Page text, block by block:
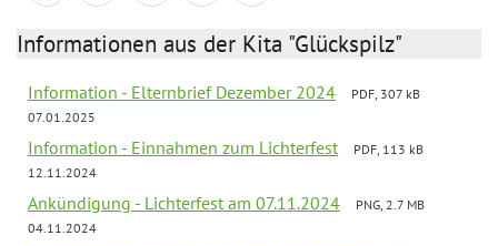
Informationen aus der Kita "Glückspilz"
Information - Elternbrief Dezember 2024
PDF, 307 kB
07.01.2025
Information - Einnahmen zum Lichterfest
PDF, 113 kB
12.11.2024
Ankündigung - Lichterfest am 07.11.2024
PNG, 2.7 MB
04.11.2024